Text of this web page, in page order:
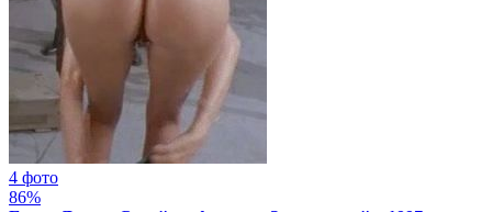
4 фото
86%